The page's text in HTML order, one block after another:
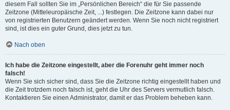
diesem Fall sollten Sie im „Persönlichen Bereich“ die für Sie passende
Zeitzone (Mitteleuropäische Zeit, ...) festlegen. Die Zeitzone kann dabei nur
von registrierten Benutzern geändert werden. Wenn Sie noch nicht registriert
sind, ist dies ein guter Grund, dies jetzt zu tun.
Nach oben
Ich habe die Zeitzone eingestellt, aber die Forenuhr geht immer noch
falsch!
Wenn Sie sich sicher sind, dass Sie die Zeitzone richtig eingestellt haben und
die Zeit trotzdem noch falsch ist, geht die Uhr des Servers vermutlich falsch.
Kontaktieren Sie einen Administrator, damit er das Problem beheben kann.